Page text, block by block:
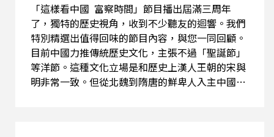
「這樣看中國 富察時間」節目播出屆滿三周年
了，獨特的歷史視角，收到不少聽友的迴響。我們
特別精選出值得回味的節目內容，與您一同回顧。
目前中國力推傳統歷史文化，主張不過「聖誕節」
等洋節。這種文化立場是和歷史上漢人王朝的宋與
明非常一致。但從北魏到隋唐的鮮卑人入主中國